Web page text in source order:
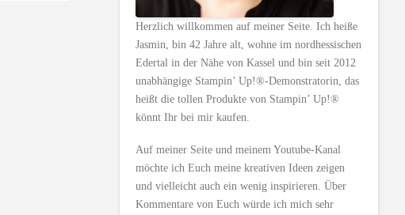
Herzlich willkommen auf meiner Seite. Ich heiße
Jasmin, bin 42 Jahre alt, wohne im nordhessischen
Edertal in der Nähe von Kassel und bin seit 2012
unabhängige Stampin’ Up!®-Demonstratorin, das
heißt die tollen Produkte von Stampin’ Up!®
könnt Ihr bei mir kaufen.
Auf meiner Seite und meinem Youtube-Kanal
möchte ich Euch meine kreativen Ideen zeigen
und vielleicht auch ein wenig inspirieren. Über
Kommentare von Euch würde ich mich sehr